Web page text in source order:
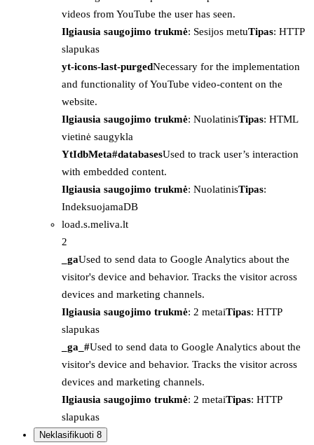
videos from YouTube the user has seen.
Ilgiausia saugojimo trukmė: Sesijos metuTipas: HTTP
slapukas
yt-icons-last-purgedNecessary for the implementation
and functionality of YouTube video-content on the
website.
Ilgiausia saugojimo trukmė: NuolatinisTipas: HTML
vietinė saugykla
YtIdbMeta#databasesUsed to track user’s interaction
with embedded content.
Ilgiausia saugojimo trukmė: NuolatinisTipas:
IndeksuojamaDB
load.s.meliva.lt
2
_gaUsed to send data to Google Analytics about the
visitor's device and behavior. Tracks the visitor across
devices and marketing channels.
Ilgiausia saugojimo trukmė: 2 metaiTipas: HTTP
slapukas
_ga_#Used to send data to Google Analytics about the
visitor's device and behavior. Tracks the visitor across
devices and marketing channels.
Ilgiausia saugojimo trukmė: 2 metaiTipas: HTTP
slapukas
Neklasifikuoti 8